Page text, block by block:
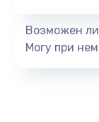
Возможен
Могу при